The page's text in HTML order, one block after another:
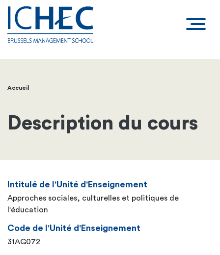
Fil
d'Ariane
Accueil
Description du cours
Intitulé de l'Unité d'Enseignement
Approches sociales, culturelles et politiques de
l'éducation
Code de l'Unité d'Enseignement
31AG072